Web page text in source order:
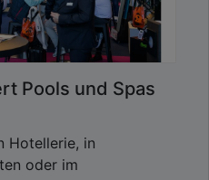
Pools und Spas
Hotellerie, in
oder im